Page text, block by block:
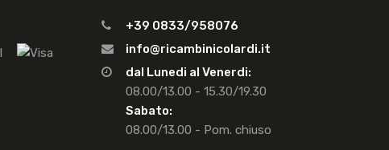
+39 0833/958076
info@ricambinicolardi.it
dal Lunedi al Venerdi:
08.00/13.00 - 15.30/19.30
Sabato:
08.00/13.00 - Pom. chiuso